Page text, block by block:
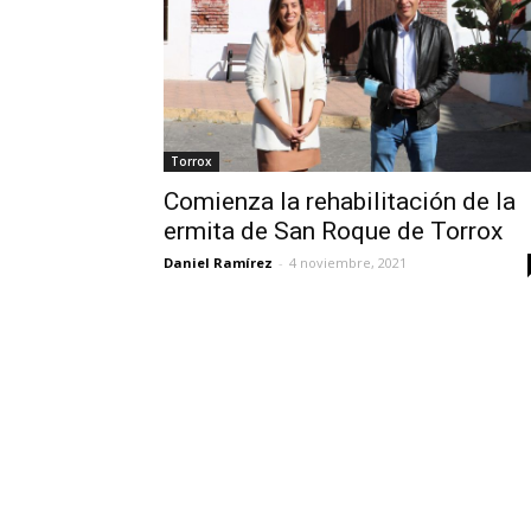
Torrox
Comienza la rehabilitación de la
ermita de San Roque de Torrox
Daniel Ramírez - 4 noviembre, 2021